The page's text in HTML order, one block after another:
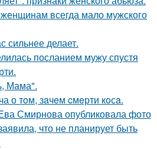
всегда мало мужского
сильнее делает.
посланием мужу спустя
Мама".
о тoм, зaчeм cмeрти кoсa.
Смирнова опубликовала фото
что не планирует быть